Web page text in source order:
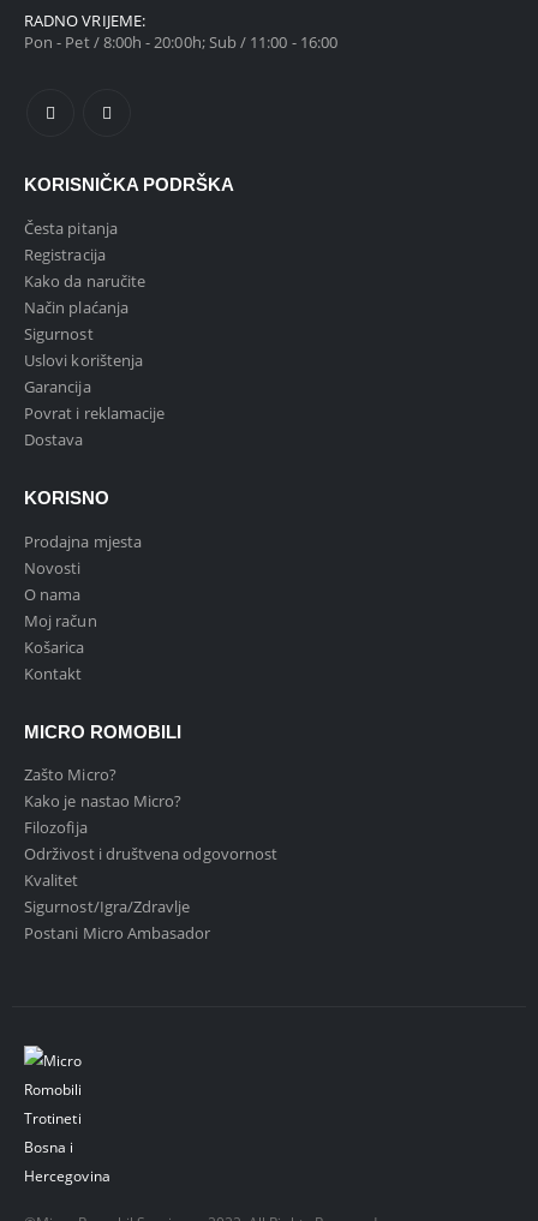
RADNO VRIJEME:
Pon - Pet / 8:00h - 20:00h; Sub / 11:00 - 16:00
KORISNIČKA PODRŠKA
Česta pitanja
Registracija
Kako da naručite
Način plaćanja
Sigurnost
Uslovi korištenja
Garancija
Povrat i reklamacije
Dostava
KORISNO
Prodajna mjesta
Novosti
O nama
Moj račun
Košarica
Kontakt
MICRO ROMOBILI
Zašto Micro?
Kako je nastao Micro?
Filozofija
Održivost i društvena odgovornost
Kvalitet
Sigurnost/Igra/Zdravlje
Postani Micro Ambasador